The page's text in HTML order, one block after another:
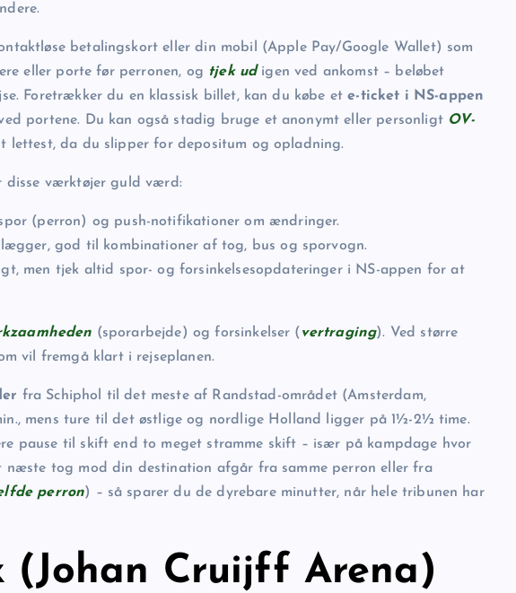
betalingskort eller din mobil (Apple Pay/Google Wallet) som
eller porte før perronen, og tjek udigen ved ankomst – beløbet
Foretrækker du en klassisk billet, kan du købe ete-ticket i NS-appen
portene. Du kan også stadig bruge et anonymt eller personligt OV-
lettest, da du slipper for depositum og opladning.
disse værktøjer guld værd:
(perron) og push-notifikationer om ændringer.
god til kombinationer af tog, bus og sporvogn.
men tjek altid spor- og forsinkelsesopdateringer i NS-appen for at
(sporarbejde) og forsinkelser ( vertraging). Ved større
vil fremgå klart i rejseplanen.
fra Schiphol til det meste af Randstad-området (Amsterdam,
mens ture til det østlige og nordlige Holland ligger på 1½-2½ time.
pause til skift end to meget stramme skift – især på kampdage hvor
næste tog mod din destination afgår fra samme perron eller fra
perron) – så sparer du de dyrebare minutter, når hele tribunen har
(Johan Cruijff Arena)